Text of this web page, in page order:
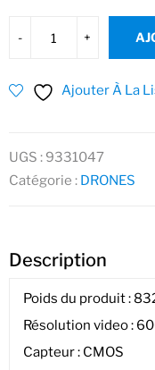
Ajouter À La
UGS : 9331047
Catégorie : DRONES
Description
Poids du produit :
Résolution video :
Capteur : CMOS